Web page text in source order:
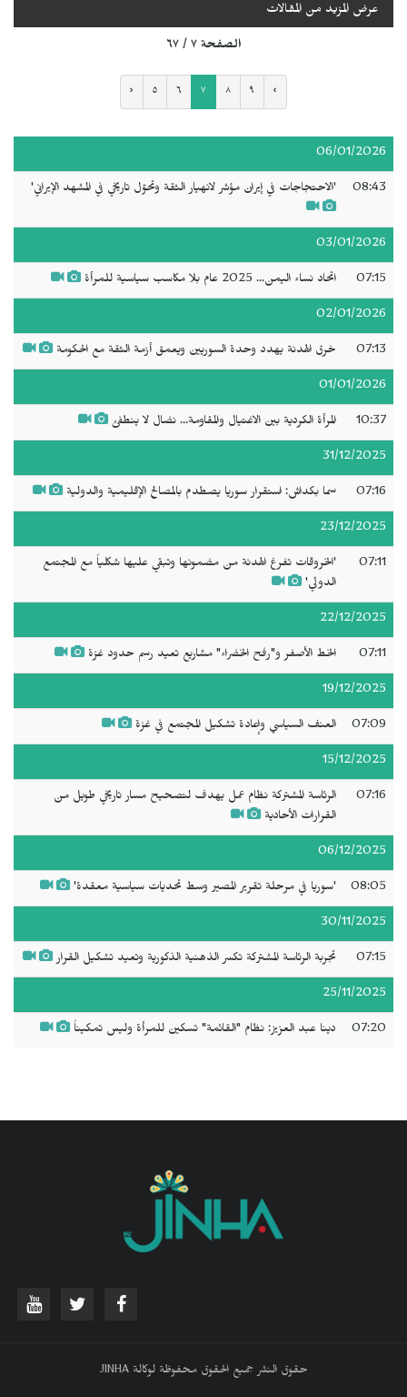
عرض المزيد من المقالات
الصفحة ٧ / ٦٧
‹ ٥ ٦ ٧ ٨ ٩ ›
06/01/2026
08:43 'الاحتجاجات في إيران مؤشر لانهيار الثقة وتحوّل تاريخي في المشهد الإيراني'
03/01/2026
07:15 اتحاد نساء اليمن... 2025 عام بلا مكاسب سياسية للمرأة
02/01/2026
07:13 خرق الهدنة يهدد وحدة السوريين ويعمق أزمة الثقة مع الحكومة
01/01/2026
10:37 المرأة الكردية بين الاغتيال والمقاومة... نضال لا ينطفئ
31/12/2025
07:16 سما بكداش: استقرار سوريا يصطدم بالمصالح الإقليمية والدولية
23/12/2025
07:11
'الخروقات تفرغ الهدنة من مضمونها وتبقي عليها شكلياً مع المجتمع
الدولي'
22/12/2025
07:11 الخط الأصفر و"رفح الخضراء" مشاريع تعيد رسم حدود غزة
19/12/2025
07:09 العنف السياسي وإعادة تشكيل المجتمع في غزة
15/12/2025
07:16
الرئاسة المشتركة نظام عمل يهدف لتصحيح مسار تاريخي طويل من
القرارات الأحادية
06/12/2025
08:05 'سوريا في مرحلة تقرير المصير وسط تحديات سياسية معقدة'
30/11/2025
07:15 تجربة الرئاسة المشتركة تكسر الذهنية الذكورية وتعيد تشكيل القرار
25/11/2025
07:20 دينا عبد العزيز: نظام "القائمة" تسكين للمرأة وليس تمكيناً
حقوق النشر جميع الحقوق محفوظة لوكالة JINHA